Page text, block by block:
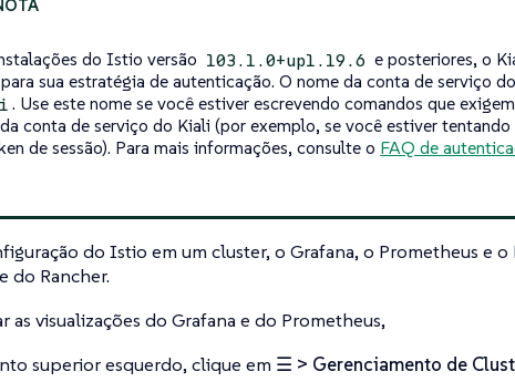
do Istio versão 103.1.0+up1.19.6 e posteriores, o
sua estratégia de autenticação. O nome da conta de serviço
. Use este nome se você estiver escrevendo comandos que
conta de serviço do Kiali (por exemplo, se você estiver tentando
de sessão). Para mais informações, consulte o FAQ de
do Istio em um cluster, o Grafana, o Prometheus e
do Rancher.
as visualizações do Grafana e do Prometheus,
superior esquerdo, clique em ☰ > Gerenciamento de